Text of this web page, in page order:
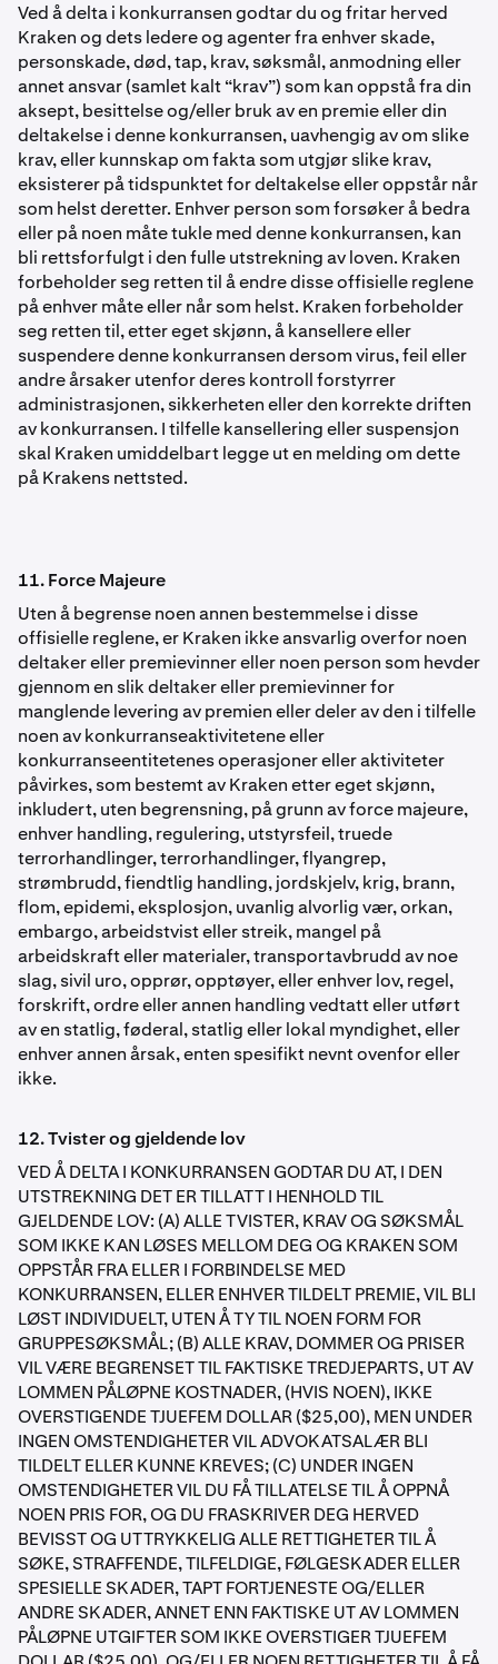
Ved å delta i konkurransen godtar du og fritar herved
Kraken og dets ledere og agenter fra enhver skade,
personskade, død, tap, krav, søksmål, anmodning eller
annet ansvar (samlet kalt “krav”) som kan oppstå fra din
aksept, besittelse og/eller bruk av en premie eller din
deltakelse i denne konkurransen, uavhengig av om slike
krav, eller kunnskap om fakta som utgjør slike krav,
eksisterer på tidspunktet for deltakelse eller oppstår når
som helst deretter. Enhver person som forsøker å bedra
eller på noen måte tukle med denne konkurransen, kan
bli rettsforfulgt i den fulle utstrekning av loven. Kraken
forbeholder seg retten til å endre disse offisielle reglene
på enhver måte eller når som helst. Kraken forbeholder
seg retten til, etter eget skjønn, å kansellere eller
suspendere denne konkurransen dersom virus, feil eller
andre årsaker utenfor deres kontroll forstyrrer
administrasjonen, sikkerheten eller den korrekte driften
av konkurransen. I tilfelle kansellering eller suspensjon
skal Kraken umiddelbart legge ut en melding om dette
på Krakens nettsted.
11. Force Majeure
Uten å begrense noen annen bestemmelse i disse
offisielle reglene, er Kraken ikke ansvarlig overfor noen
deltaker eller premievinner eller noen person som hevder
gjennom en slik deltaker eller premievinner for
manglende levering av premien eller deler av den i tilfelle
noen av konkurranseaktivitetene eller
konkurranseentitetenes operasjoner eller aktiviteter
påvirkes, som bestemt av Kraken etter eget skjønn,
inkludert, uten begrensning, på grunn av force majeure,
enhver handling, regulering, utstyrsfeil, truede
terrorhandlinger, terrorhandlinger, flyangrep,
strømbrudd, fiendtlig handling, jordskjelv, krig, brann,
flom, epidemi, eksplosjon, uvanlig alvorlig vær, orkan,
embargo, arbeidstvist eller streik, mangel på
arbeidskraft eller materialer, transportavbrudd av noe
slag, sivil uro, opprør, opptøyer, eller enhver lov, regel,
forskrift, ordre eller annen handling vedtatt eller utført
av en statlig, føderal, statlig eller lokal myndighet, eller
enhver annen årsak, enten spesifikt nevnt ovenfor eller
ikke.
12. Tvister og gjeldende lov
VED Å DELTA I KONKURRANSEN GODTAR DU AT, I DEN
UTSTREKNING DET ER TILLATT I HENHOLD TIL
GJELDENDE LOV: (A) ALLE TVISTER, KRAV OG SØKSMÅL
SOM IKKE KAN LØSES MELLOM DEG OG KRAKEN SOM
OPPSTÅR FRA ELLER I FORBINDELSE MED
KONKURRANSEN, ELLER ENHVER TILDELT PREMIE, VIL BLI
LØST INDIVIDUELT, UTEN Å TY TIL NOEN FORM FOR
GRUPPESØKSMÅL; (B) ALLE KRAV, DOMMER OG PRISER
VIL VÆRE BEGRENSET TIL FAKTISKE TREDJEPARTS, UT AV
LOMMEN PÅLØPNE KOSTNADER, (HVIS NOEN), IKKE
OVERSTIGENDE TJUEFEM DOLLAR ($25,00), MEN UNDER
INGEN OMSTENDIGHETER VIL ADVOKATSALÆR BLI
TILDELT ELLER KUNNE KREVES; (C) UNDER INGEN
OMSTENDIGHETER VIL DU FÅ TILLATELSE TIL Å OPPNÅ
NOEN PRIS FOR, OG DU FRASKRIVER DEG HERVED
BEVISST OG UTTRYKKELIG ALLE RETTIGHETER TIL Å
SØKE, STRAFFENDE, TILFELDIGE, FØLGESKADER ELLER
SPESIELLE SKADER, TAPT FORTJENESTE OG/ELLER
ANDRE SKADER, ANNET ENN FAKTISKE UT AV LOMMEN
PÅLØPNE UTGIFTER SOM IKKE OVERSTIGER TJUEFEM